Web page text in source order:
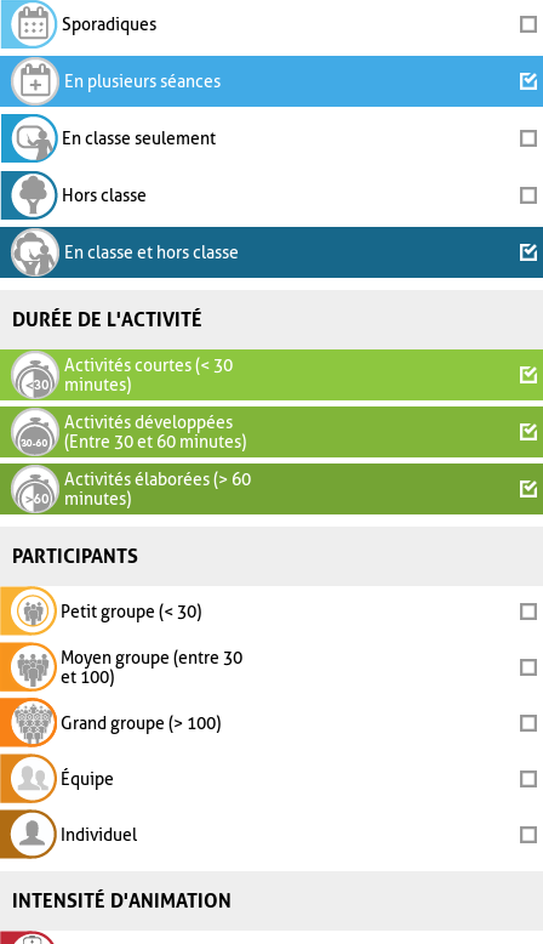
Sporadiques
En plusieurs séances
En classe seulement
Hors classe
En classe et hors classe
DURÉE DE L'ACTIVITÉ
Activités courtes (< 30
minutes)
Activités développées
(Entre 30 et 60 minutes)
Activités élaborées (> 60
minutes)
PARTICIPANTS
Petit groupe (< 30)
Moyen groupe (entre 30
et 100)
Grand groupe (> 100)
Équipe
Individuel
INTENSITÉ D'ANIMATION